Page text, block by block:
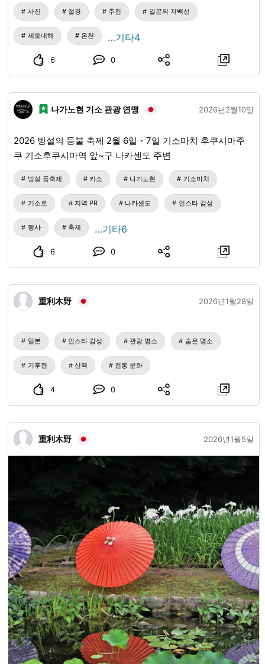
사진 절경 추천 일본의 저백선
세토내해 온천 …기타4
6 0
나가노현 기소 관광 연맹 2026년2월10일
2026 빙설의 등불 축제 2월 6일・7일 기소마치 후쿠시마주
쿠 기소후쿠시마역 앞~구 나카센도 주변
빙설 등축제 키소 나가노현 기소마치
기소로 지역 PR 나카센도 인스타 감성
행사 축제 …기타6
6 0
重利木野 2026년1월28일
일본 인스타 감성 관광 명소 숨은 명소
기후현 산책 전통 문화
4 0
重利木野 2026년1월5일